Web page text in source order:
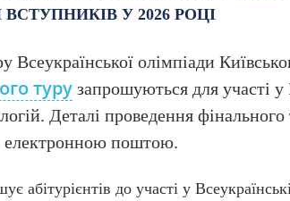
ВСТУПНИКІВ У 2026 РОЦІ
олімпіади
туру запрошуються для участі у
Деталі проведення
електронною поштою.
абітурієнтів до участі у